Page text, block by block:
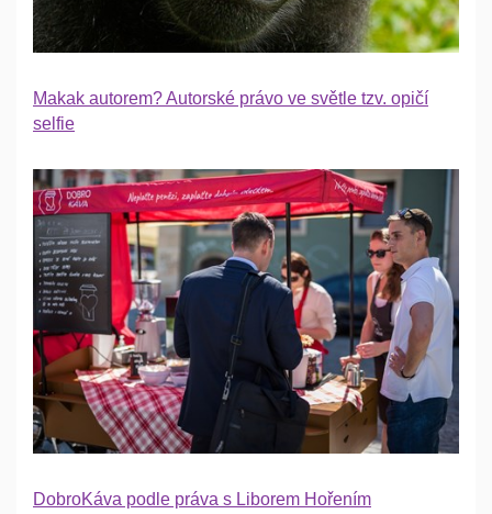
Makak autorem? Autorské právo ve světle tzv. opičí
selfie
DobroKáva podle práva s Liborem Hořením